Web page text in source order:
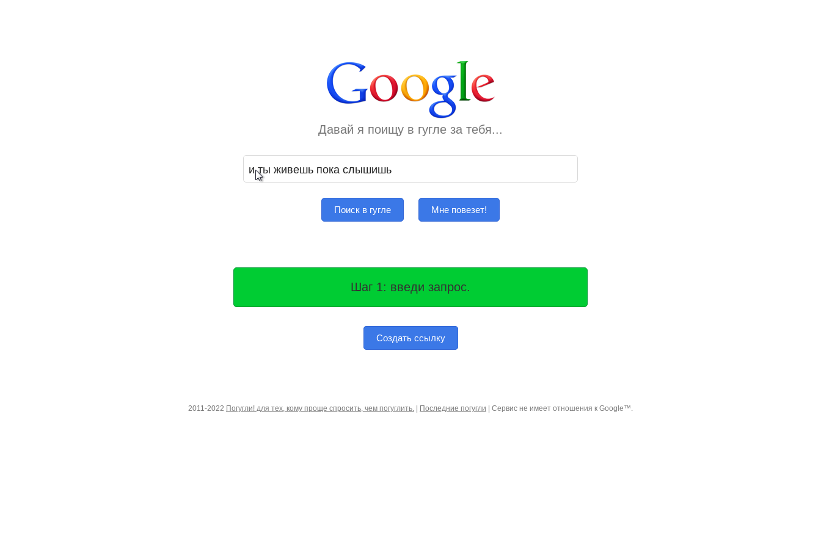
Давай я поищу в гугле за тебя...
Поиск в гугле Мне повезет!
Шаг 1: введи запрос.
Создать ссылку
2011-2022 Погугли! для тех, кому проще спросить, чем погуглить. Последние погугли | Сервис не имеет отношения к Google™.